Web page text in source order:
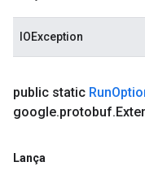
IOException
public static Run
google.protobuf.
Lança